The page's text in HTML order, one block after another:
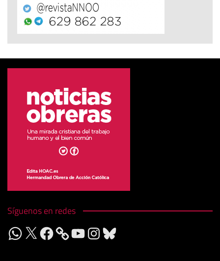
Síguenos en redes
WhatsApp
X Facebook YouTubeInstagram
Bluesky